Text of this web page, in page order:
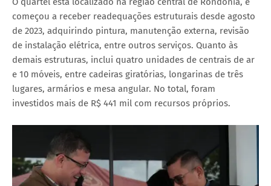
começou a receber readequações estruturais desde agosto
de 2023, adquirindo pintura, manutenção externa, revisão
de instalação elétrica, entre outros serviços. Quanto às
demais estruturas, inclui quatro unidades de centrais de ar
e 10 móveis, entre cadeiras giratórias, longarinas de três
lugares, armários e mesa angular. No total, foram
investidos mais de R$ 441 mil com recursos próprios.